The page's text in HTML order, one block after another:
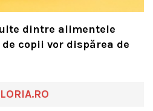
dintre alimentele
copii vor dispărea de